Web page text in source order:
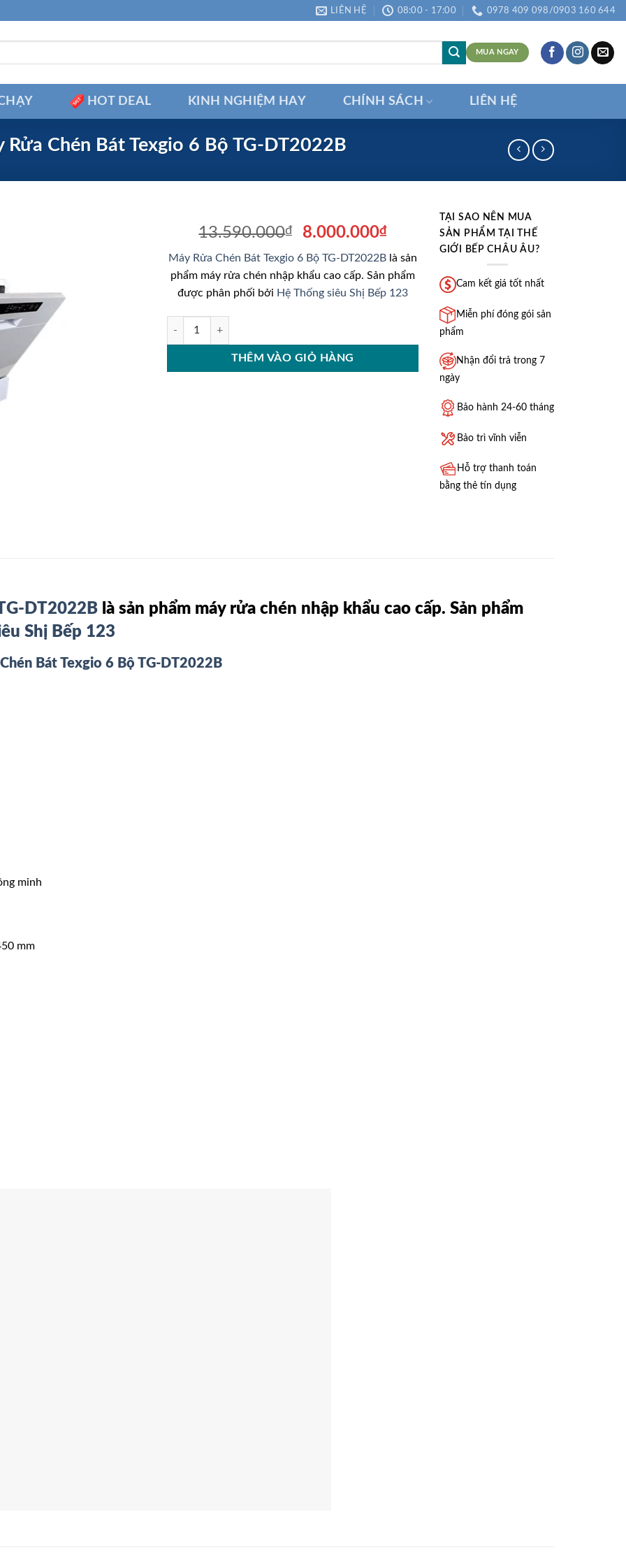
LIÊN HỆ 08:00 - 17:00 0978 409 098/0903 160 644
MUA NGAY
HOT DEAL KINH NGHIỆM HAY CHÍNH SÁCH LIÊN HỆ
Rửa Chén Bát Texgio 6 Bộ TG-DT2022B
13.590.000₫
Giá
là:
13.590.000₫.
8.000.000₫Giá
tại
là:
8.000.000₫.
Máy Rửa Chén Bát Texgio 6 Bộ TG-DT2022B là sản
phẩm máy rửa chén nhập khẩu cao cấp. Sản phẩm
được phân phối bởi Hệ Thống siêu Shị Bếp 123
Máy Rửa Chén Bát Texgio 6 Bộ TG-DT2022B số lượng
THÊM VÀO GIỎ HÀNG
TẠI SAO NÊN MUA
SẢN PHẨM TẠI THẾ
GIỚI BẾP CHÂU ÂU?
Cam kết giá tốt nhất
Miễn phí đóng gói sản
phẩm
Nhận đổi trả trong 7
ngày
Bảo hành 24-60 tháng
Bảo trì vĩnh viễn
Hỗ trợ thanh toán
bằng thẻ tín dụng
DT2022B là sản phẩm máy rửa chén nhập khẩu cao cấp. Sản phẩm
Shị Bếp 123
Bát Texgio 6 Bộ TG-DT2022B
minh
mm